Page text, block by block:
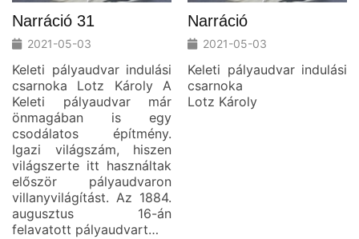
Narráció 31
2021-05-03
Keleti pályaudvar indulási
csarnoka Lotz Károly A
Keleti pályaudvar már
önmagában is egy
csodálatos építmény.
Igazi világszám, hiszen
világszerte itt használtak
először pályaudvaron
villanyvilágítást. Az 1884.
augusztus 16-án
felavatott pályaudvart…
Narráció
2021-05-03
Keleti pályaudvar indulási
csarnoka
Lotz Károly